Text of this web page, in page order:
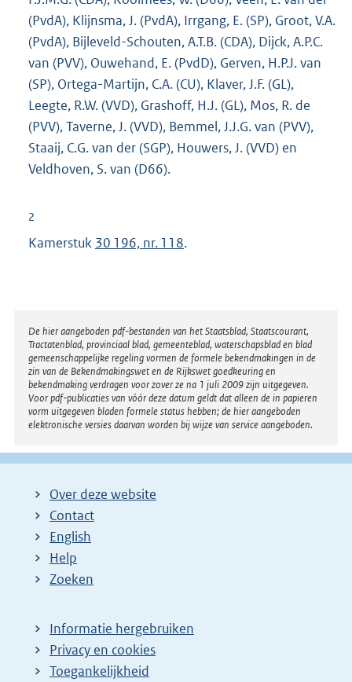
(PvdA), Klijnsma, J. (PvdA), Irrgang, E. (SP), Groot, V.A.
(PvdA), Bijleveld-Schouten, A.T.B. (CDA), Dijck, A.P.C.
van (PVV), Ouwehand, E. (PvdD), Gerven, H.P.J. van
(SP), Ortega-Martijn, C.A. (CU), Klaver, J.F. (GL),
Leegte, R.W. (VVD), Grashoff, H.J. (GL), Mos, R. de
(PVV), Taverne, J. (VVD), Bemmel, J.J.G. van (PVV),
Staaij, C.G. van der (SGP), Houwers, J. (VVD) en
Veldhoven, S. van (D66).
2
Kamerstuk 30 196, nr. 118.
Disclaimer
De hier aangeboden pdf-bestanden van het Staatsblad, Staatscourant,
Tractatenblad, provinciaal blad, gemeenteblad, waterschapsblad en blad
gemeenschappelijke regeling vormen de formele bekendmakingen in de
zin van de Bekendmakingswet en de Rijkswet goedkeuring en
bekendmaking verdragen voor zover ze na 1 juli 2009 zijn uitgegeven.
Voor pdf-publicaties van vóór deze datum geldt dat alleen de in papieren
vorm uitgegeven bladen formele status hebben; de hier aangeboden
elektronische versies daarvan worden bij wijze van service aangeboden.
Over deze website
Contact
English
Help
Zoeken
Informatie hergebruiken
Privacy en cookies
Toegankelijkheid